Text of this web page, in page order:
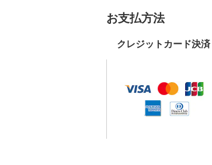
お支払方法
クレジットカード決済